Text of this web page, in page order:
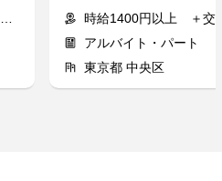
く両立♪京橋駅1分の好立地!
時給1400円以上 ＋交通費全額支給
アルバイト・パート
東京都 中央区